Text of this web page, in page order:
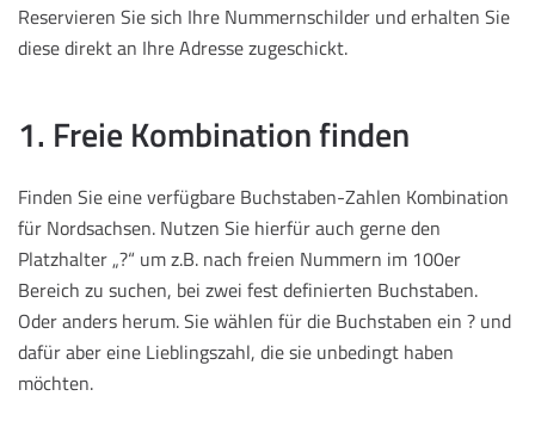
Reservieren Sie sich Ihre Nummernschilder und erhalten Sie
diese direkt an Ihre Adresse zugeschickt.
1. Freie Kombination finden
Finden Sie eine verfügbare Buchstaben-Zahlen Kombination
für Nordsachsen. Nutzen Sie hierfür auch gerne den
Platzhalter „?“ um z.B. nach freien Nummern im 100er
Bereich zu suchen, bei zwei fest definierten Buchstaben.
Oder anders herum. Sie wählen für die Buchstaben ein ? und
dafür aber eine Lieblingszahl, die sie unbedingt haben
möchten.